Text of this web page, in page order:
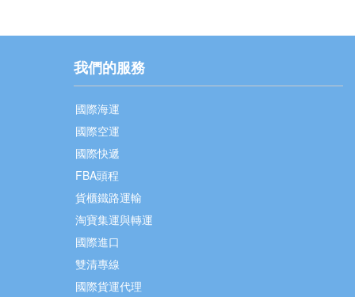
我們的服務
國際海運
國際空運
國際快遞
FBA頭程
貨櫃鐵路運輸
淘寶集運與轉運
國際進口
雙清專線
國際貨運代理